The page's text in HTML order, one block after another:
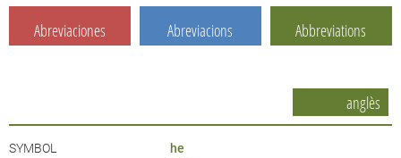
Abreviaciones Abreviacions Abbreviations
anglès
SYMBOL
he